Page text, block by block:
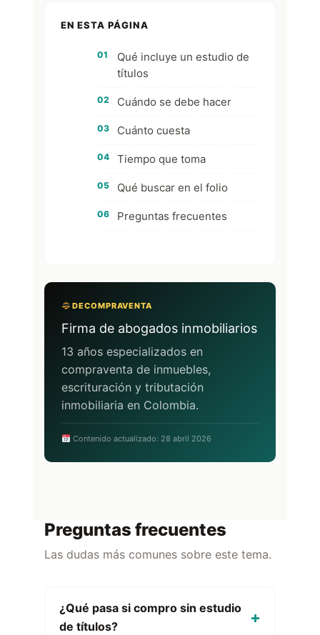
EN ESTA PÁGINA
Qué incluye un estudio de
títulos
Cuándo se debe hacer
Cuánto cuesta
Tiempo que toma
Qué buscar en el folio
Preguntas frecuentes
DECOMPRAVENTA
Firma de abogados inmobiliarios
13 años especializados en
compraventa de inmuebles,
escrituración y tributación
inmobiliaria en Colombia.
Contenido actualizado: 28 abril 2026
Preguntas frecuentes
Las dudas más comunes sobre este tema.
¿Qué pasa si compro sin estudio
de títulos?